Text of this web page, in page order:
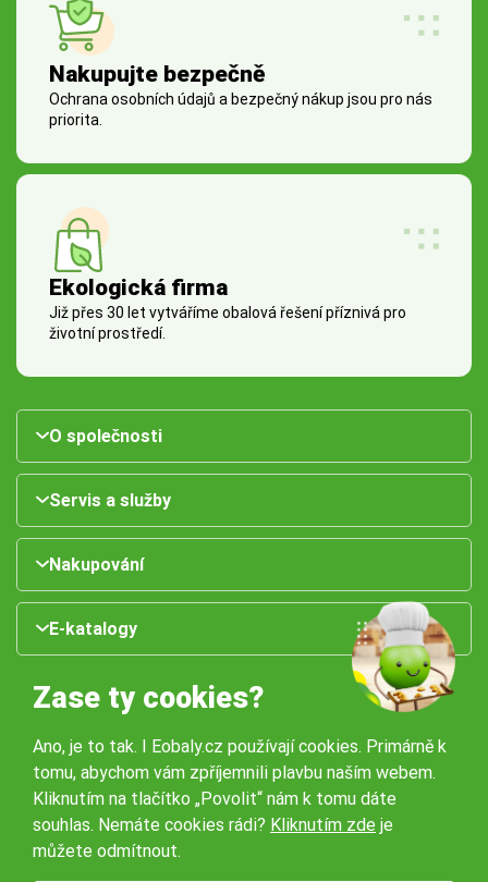
Nakupujte bezpečně
Ochrana osobních údajů a bezpečný nákup jsou pro nás
priorita.
Ekologická firma
Již přes 30 let vytváříme obalová řešení příznivá pro
životní prostředí.
O společnosti
Servis a služby
Nakupování
E-katalogy
Naše pobočky:
Zase ty cookies?
Ano, je to tak. I Eobaly.cz používají cookies. Primárně k
tomu, abychom vám zpříjemnili plavbu naším webem.
Kliknutím na tlačítko „Povolit“ nám k tomu dáte
souhlas. Nemáte cookies rádi? Kliknutím zde je
můžete odmítnout.